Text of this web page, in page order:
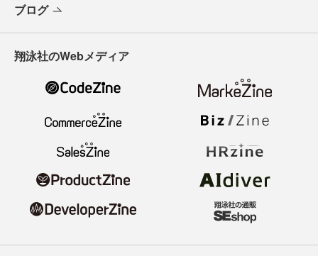
ブログ
翔泳社のWebメディア